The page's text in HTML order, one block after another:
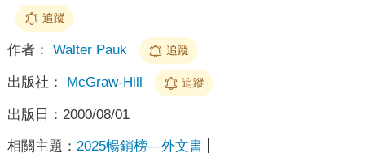
追蹤
作者： Walter Pauk 追蹤
出版社： McGraw-Hill 追蹤
出版日： 2000/08/01
相關主題： 2025暢銷榜—外文書